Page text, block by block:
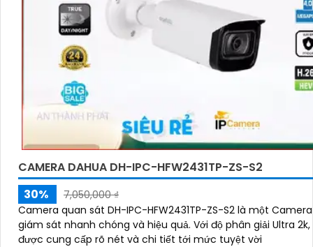
CAMERA DAHUA DH-IPC-HFW2431TP-ZS-S2
30%
7,050,000 ₫
Camera quan sát DH-IPC-HFW2431TP-ZS-S2 là một
giám sát nhanh chóng và hiệu quả. Với độ phân giải Ultra 2k, hình ảnh
được cung cấp rõ nét và chi tiết tới mức tuyệt vời